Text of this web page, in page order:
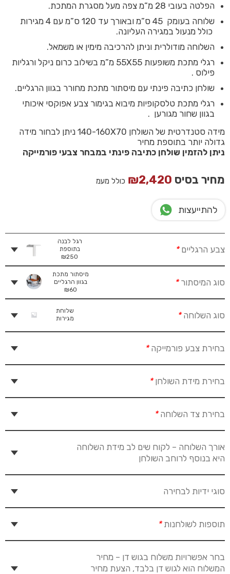
הפלטה בעובי 28 מ”מ צפה מעל מסגרת המתכת.
שלוחה בעומק 45 ס”מ ובאורך עד 120 ס”מ עם 4 מגירות
כולל מנעול במגירה העליונה.
השלוחה מודולרית וניתן להרכיבה מימין או משמאל.
רגלי מתכת משופעות 55X55 מ”מ בשילוב כרום ניקל ורגליות
פילוס .
שולחן כתיבה פינתי עם מיסתור מתכת מחורר בגוון הרגליים.
רגלי מתכת טלסקופיות מיבוא בגימור צבע אפוקסי איכותי
בגוון שחור מגורען .
מידה סטנדרטית של השולחן 140-160X70 ניתן לבחור מידה
גדולה יותר בתוספת מחיר
ניתן להזמין שולחן כתיבה פינתי במבחר צבעי פורמייקה
מחיר בסיס ₪2,420 כולל מעמ
להתייעצות
צבע הרגליים*
רגל לבנה
בתוספת
₪250
סוג המיסתור*
מיסתור מתכת
בגוון הרגליים
₪60
סוג השלוחה*
שלוחת
מגירות
בחירת צבע פורמייקה*
בחירת מידת השולחן*
בחירת צד השלוחה*
אורך השלוחה – לקוח שים לב מידת השלוחה
היא בנוסף לרוחב השולחן
סוגי ידיות לבחירה
תוספות לשולחנות*
בחר אפשרויות משלוח בגוש דן – מחיר
המשלוח הוא לגוש דן בלבד, הצעת מחיר